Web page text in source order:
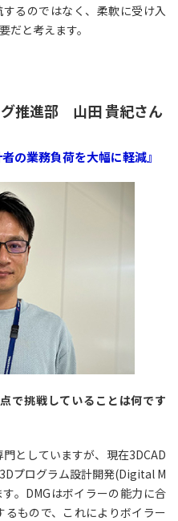
るのではなく、柔軟に受け入
だと考えます。
推進部 山田 貴紀さん
の業務負荷を大幅に軽減』
で挑戦していることは何です
としていますが、現在3DCAD
プログラム設計開発(Digital M
。DMGはボイラーの能力に合
もので、これによりボイラー